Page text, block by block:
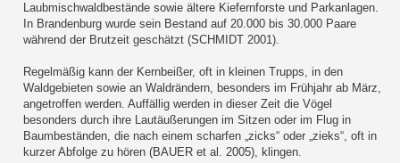
Laubmischwaldbestände sowie ältere Kiefernforste und Parkanlagen.
In Brandenburg wurde sein Bestand auf 20.000 bis 30.000 Paare
während der Brutzeit geschätzt (SCHMIDT 2001).
Regelmäßig kann der Kernbeißer, oft in kleinen Trupps, in den
Waldgebieten sowie an Waldrändern, besonders im Frühjahr ab März,
angetroffen werden. Auffällig werden in dieser Zeit die Vögel
besonders durch ihre Lautäußerungen im Sitzen oder im Flug in
Baumbeständen, die nach einem scharfen „zicks“ oder „zieks“, oft in
kurzer Abfolge zu hören (BAUER et al. 2005), klingen.